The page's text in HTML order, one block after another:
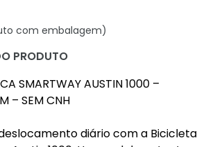
com embalagem)
PRODUTO
SMARTWAY AUSTIN 1000 –
– SEM CNH
diário com a Bicicleta